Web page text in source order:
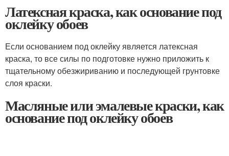
Латексная краска, как основание под
оклейку обоев
Если основанием под оклейку является латексная
краска, то все силы по подготовке нужно приложить к
тщательному обезжириванию и последующей грунтовке
слоя краски.
Масляные или эмалевые краски, как
основание под оклейку обоев